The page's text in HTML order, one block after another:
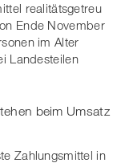
realitätsgetreu
Ende November
im Alter
Landesteilen
beim Umsatz
Zahlungsmittel in